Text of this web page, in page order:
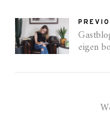
eigen